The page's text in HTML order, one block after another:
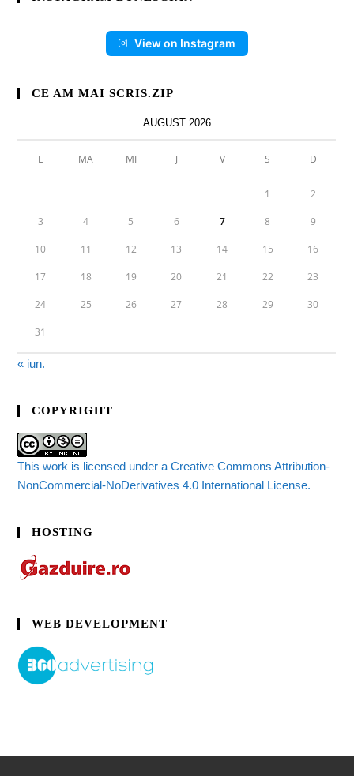
View on Instagram
CE AM MAI SCRIS.ZIP
AUGUST 2026
L MA MI J V S D
1 2
3 4 5 6 7 8 9
10 11 12 13 14 15 16
17 18 19 20 21 22 23
24 25 26 27 28 29 30
31
« iun.
COPYRIGHT
This work is licensed under a Creative Commons Attribution-
NonCommercial-NoDerivatives 4.0 International License.
HOSTING
WEB DEVELOPMENT